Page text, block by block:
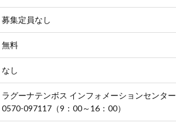
募集定員なし
無料
なし
ラグーナテンボス インフォメーションセンター
0570-097117（9：00～16：00）